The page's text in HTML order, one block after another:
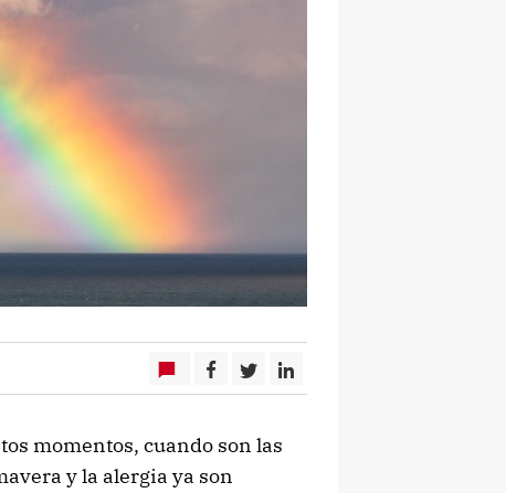
momentos, cuando son las
y la alergia ya son